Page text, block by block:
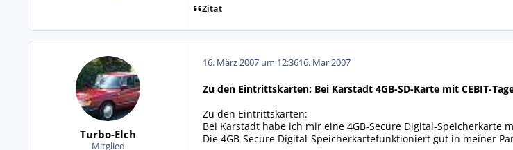
Zitat
Turbo-Elch
Mitglied
16. März 2007 um 12:3616. Mar 2007
Zu den Eintrittskarten: Bei Karstadt 4GB-SD-Karte mit CEBIT-
Zu den Eintrittskarten:
Bei Karstadt habe ich mir eine 4GB-Secure Digital-Speicherkarte
Die 4GB-Secure Digital-Speicherkartefunktioniert gut in meiner